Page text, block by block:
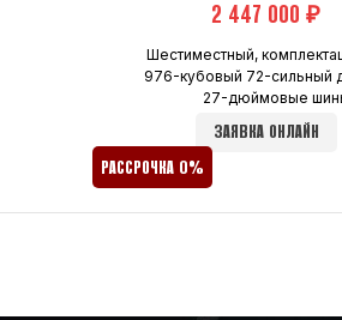
₽
Шестиместный,
976-кубовый 72-сильный
27-дюймовые
ЗАЯВКА ОНЛАЙН
РАССРОЧКА 0%